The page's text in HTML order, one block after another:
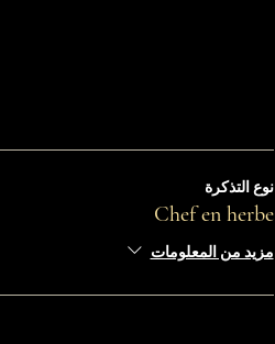
نوع التذكرة
Chef en herbe
مزيد من المعلومات